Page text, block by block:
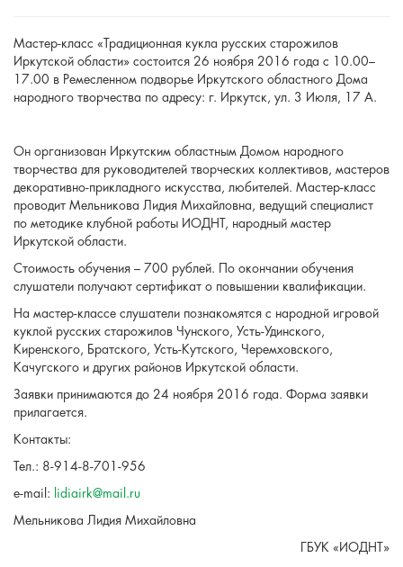
Мастер-класс «Традиционная кукла русских старожилов
Иркутской области» состоится 26 ноября 2016 года с 10.00–
17.00 в Ремесленном подворье Иркутского областного Дома
народного творчества по адресу: г. Иркутск, ул. 3 Июля, 17 А.
Он организован Иркутским областным Домом народного
творчества для руководителей творческих коллективов, мастеров
декоративно-прикладного искусства, любителей. Мастер-класс
проводит Мельникова Лидия Михайловна, ведущий специалист
по методике клубной работы ИОДНТ, народный мастер
Иркутской области.
Стоимость обучения – 700 рублей. По окончании обучения
слушатели получают сертификат о повышении квалификации.
На мастер-классе слушатели познакомятся с народной игровой
куклой русских старожилов Чунского, Усть-Удинского,
Киренского, Братского, Усть-Кутского, Черемховского,
Качугского и других районов Иркутской области.
Заявки принимаются до 24 ноября 2016 года. Форма заявки
прилагается.
Контакты:
Тел.: 8-914-8-701-956
e-mail: lidiairk@mail.ru
Мельникова Лидия Михайловна
ГБУК «ИОДНТ»